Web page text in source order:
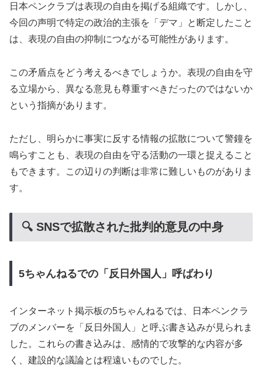
日本ペンクラブは表現の自由を掲げる組織です。しかし、
今回の声明で特定の政治的主張を「デマ」と断定したこと
は、表現の自由の抑制につながる可能性があります。
この矛盾点をどう考えるべきでしょうか。表現の自由を守
る立場から、異なる意見も尊重すべきだったのではないか
という指摘があります。
ただし、明らかに事実に反する情報の拡散について警鐘を
鳴らすことも、表現の自由を守る活動の一環と捉えること
もできます。この辺りの判断は非常に難しいものがありま
す。
🔍 SNSで拡散された批判的意見の中身
5ちゃんねるでの「反日外国人」呼ばわり
インターネット掲示板の5ちゃんねるでは、日本ペンクラ
ブのメンバーを「反日外国人」と呼ぶ書き込みが見られま
した。これらの書き込みは、感情的で攻撃的な内容が多
く、建設的な議論とは程遠いものでした。